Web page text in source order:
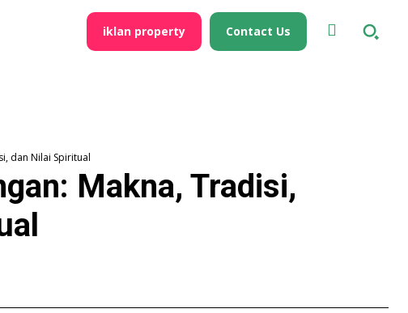
iklan property Contact Us
dan Nilai Spiritual
Makna, Tradisi,